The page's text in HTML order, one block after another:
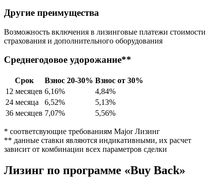
Другие преимущества
Возможность включения в лизинговые платежи стоимости
страхования и дополнительного оборудования
Среднегодовое удорожание**
Срок Взнос 20-30% Взнос от 30%
12 месяцев 6,16%
4,84%
24 месяца
6,52%
5,13%
36 месяцев 7,07% 5,56%
* соответсвующие требованиям Major Лизинг
** данные ставки являются индикативными, их расчет
зависит от комбинации всех параметров сделки
Лизинг по программе «Buy Back»